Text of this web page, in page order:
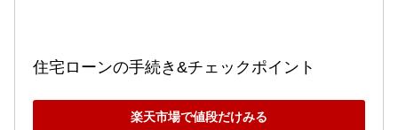
住宅ローンの手続き&チェックポイント
楽天市場で値段だけみる